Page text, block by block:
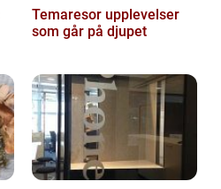
Temaresor upplevelser
som går på djupet